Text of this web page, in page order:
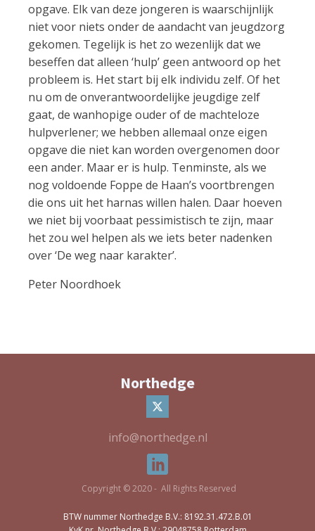
opgave. Elk van deze jongeren is waarschijnlijk
niet voor niets onder de aandacht van jeugdzorg
gekomen. Tegelijk is het zo wezenlijk dat we
beseffen dat alleen ‘hulp’ geen antwoord op het
probleem is. Het start bij elk individu zelf. Of het
nu om de onverantwoordelijke jeugdige zelf
gaat, de wanhopige ouder of de machteloze
hulpverlener; we hebben allemaal onze eigen
opgave die niet kan worden overgenomen door
een ander. Maar er is hulp. Tenminste, als we
nog voldoende Foppe de Haan’s voortbrengen
die ons uit het harnas willen halen. Daar hoeven
we niet bij voorbaat pessimistisch te zijn, maar
het zou wel helpen als we iets beter nadenken
over ‘De weg naar karakter’.
Peter Noordhoek
Northedge
info@northedge.nl
Copyright © 2020 - All Rights Reserved
BTW nummer Northedge B.V.: 8192.31.472.B.01